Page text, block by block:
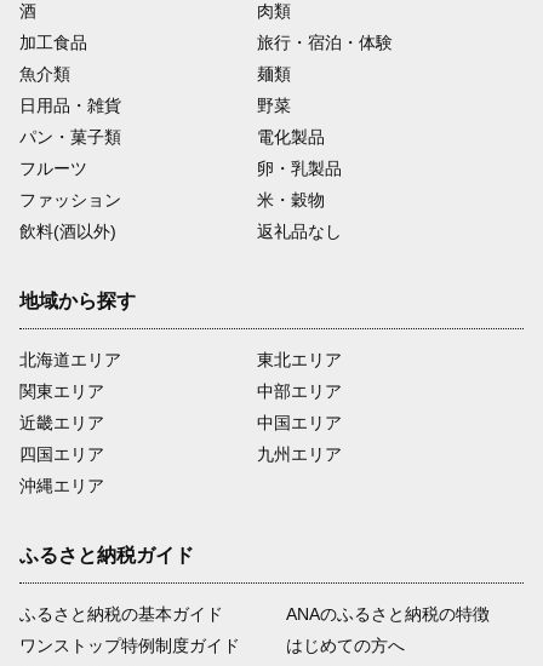
酒
肉類
加工食品
旅行・宿泊・体験
魚介類
麺類
日用品・雑貨
野菜
パン・菓子類
電化製品
フルーツ
卵・乳製品
ファッション
米・穀物
飲料(酒以外)
返礼品なし
地域から探す
北海道エリア
関東エリア
近畿エリア
四国エリア
沖縄エリア
東北エリア
中部エリア
中国エリア
九州エリア
ふるさと納税ガイド
ふるさと納税の基本ガイド
ワンストップ特例制度ガイド
ANAのふるさと納税の特徴
はじめての方へ